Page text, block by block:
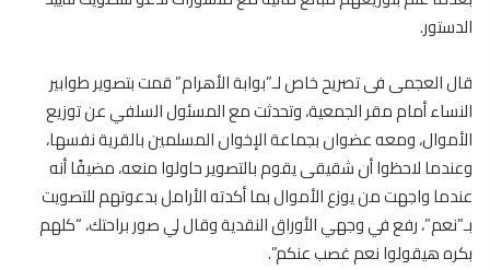
الدستور.
قال العجمى فى تصريح خاص لـ”بوابة الأهرام” قمت بتصوير طوابير
النساء أمام مقر الجمعية، وتحدثت مع المسئول السلفي عن توزيع
الأموال، ومعه عضوان بجماعة الإخوان المسلمين بالقرية نفسها،
وعندما لاحظوا أن شقيقى يقوم بالتصوير حاولوا منعه، مضيفًا أنه
عندما واجهت من يوزع الأموال بما أكدته الأرامل بدعوتهم للتصويت
بـ”نعم”، رفع في وجهي الأوراق النقدية وقال لي صور براحتك، “كلهم
بكره هيقولوا نعم غصب عنكم”.